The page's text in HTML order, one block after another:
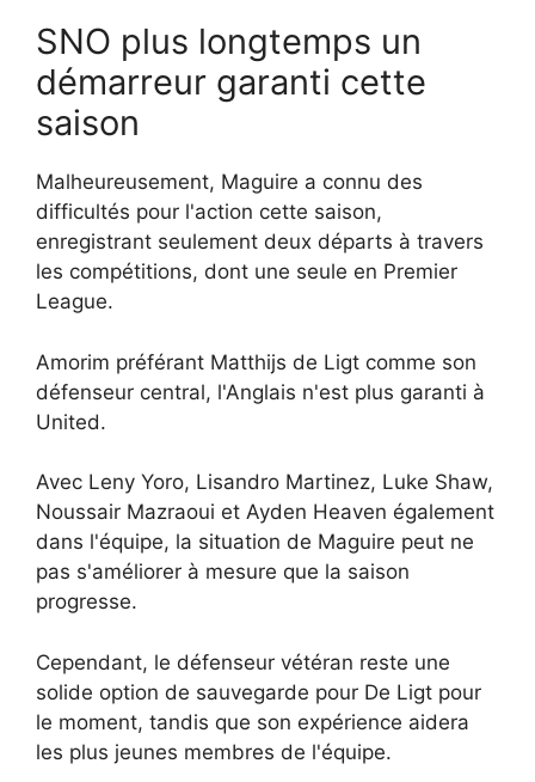
SNO plus longtemps un
démarreur garanti cette
saison
Malheureusement, Maguire a connu des
difficultés pour l'action cette saison,
enregistrant seulement deux départs à travers
les compétitions, dont une seule en Premier
League.
Amorim préférant Matthijs de Ligt comme son
défenseur central, l'Anglais n'est plus garanti à
United.
Avec Leny Yoro, Lisandro Martinez, Luke Shaw,
Noussair Mazraoui et Ayden Heaven également
dans l'équipe, la situation de Maguire peut ne
pas s'améliorer à mesure que la saison
progresse.
Cependant, le défenseur vétéran reste une
solide option de sauvegarde pour De Ligt pour
le moment, tandis que son expérience aidera
les plus jeunes membres de l'équipe.